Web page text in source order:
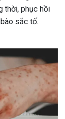
thời, phục hồi
sắc tố.